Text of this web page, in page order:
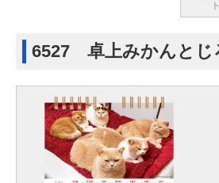
6527 卓上みかんとじ